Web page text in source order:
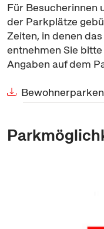
Für Besucherinnen
der Parkplätze
Zeiten, in denen
entnehmen Sie
Angaben auf dem